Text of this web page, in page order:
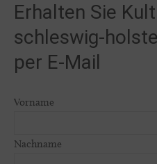
Erhalten Sie
schleswig-
per E-Mail
Vorname
Nachname